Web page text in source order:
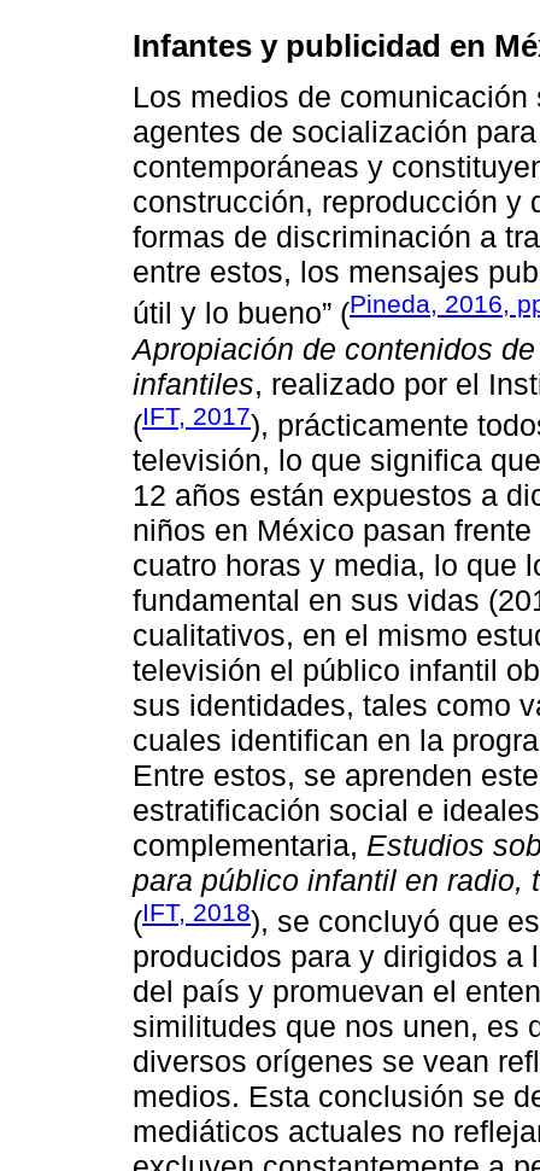
Infantes y publicidad en
Los medios de
agentes de socialización
contemporáneas y
construcción, reproducción y
formas de discriminación a
entre estos, los mensajes
útil y lo bueno” (Pineda, 2016,
Apropiación de contenidos
infantiles, realizado por el
(IFT, 2017), prácticamente
televisión, lo que significa
12 años están expuestos a
niños en México pasan
cuatro horas y media, lo que
fundamental en sus vidas
cualitativos, en el mismo
televisión el público infantil
sus identidades, tales como
cuales identifican en la
Entre estos, se aprenden
estratificación social e
complementaria, Estudios
para público infantil en radio,
(IFT, 2018), se concluyó que
producidos para y dirigidos a
del país y promuevan el
similitudes que nos unen, es
diversos orígenes se vean
medios. Esta conclusión se
mediáticos actuales no